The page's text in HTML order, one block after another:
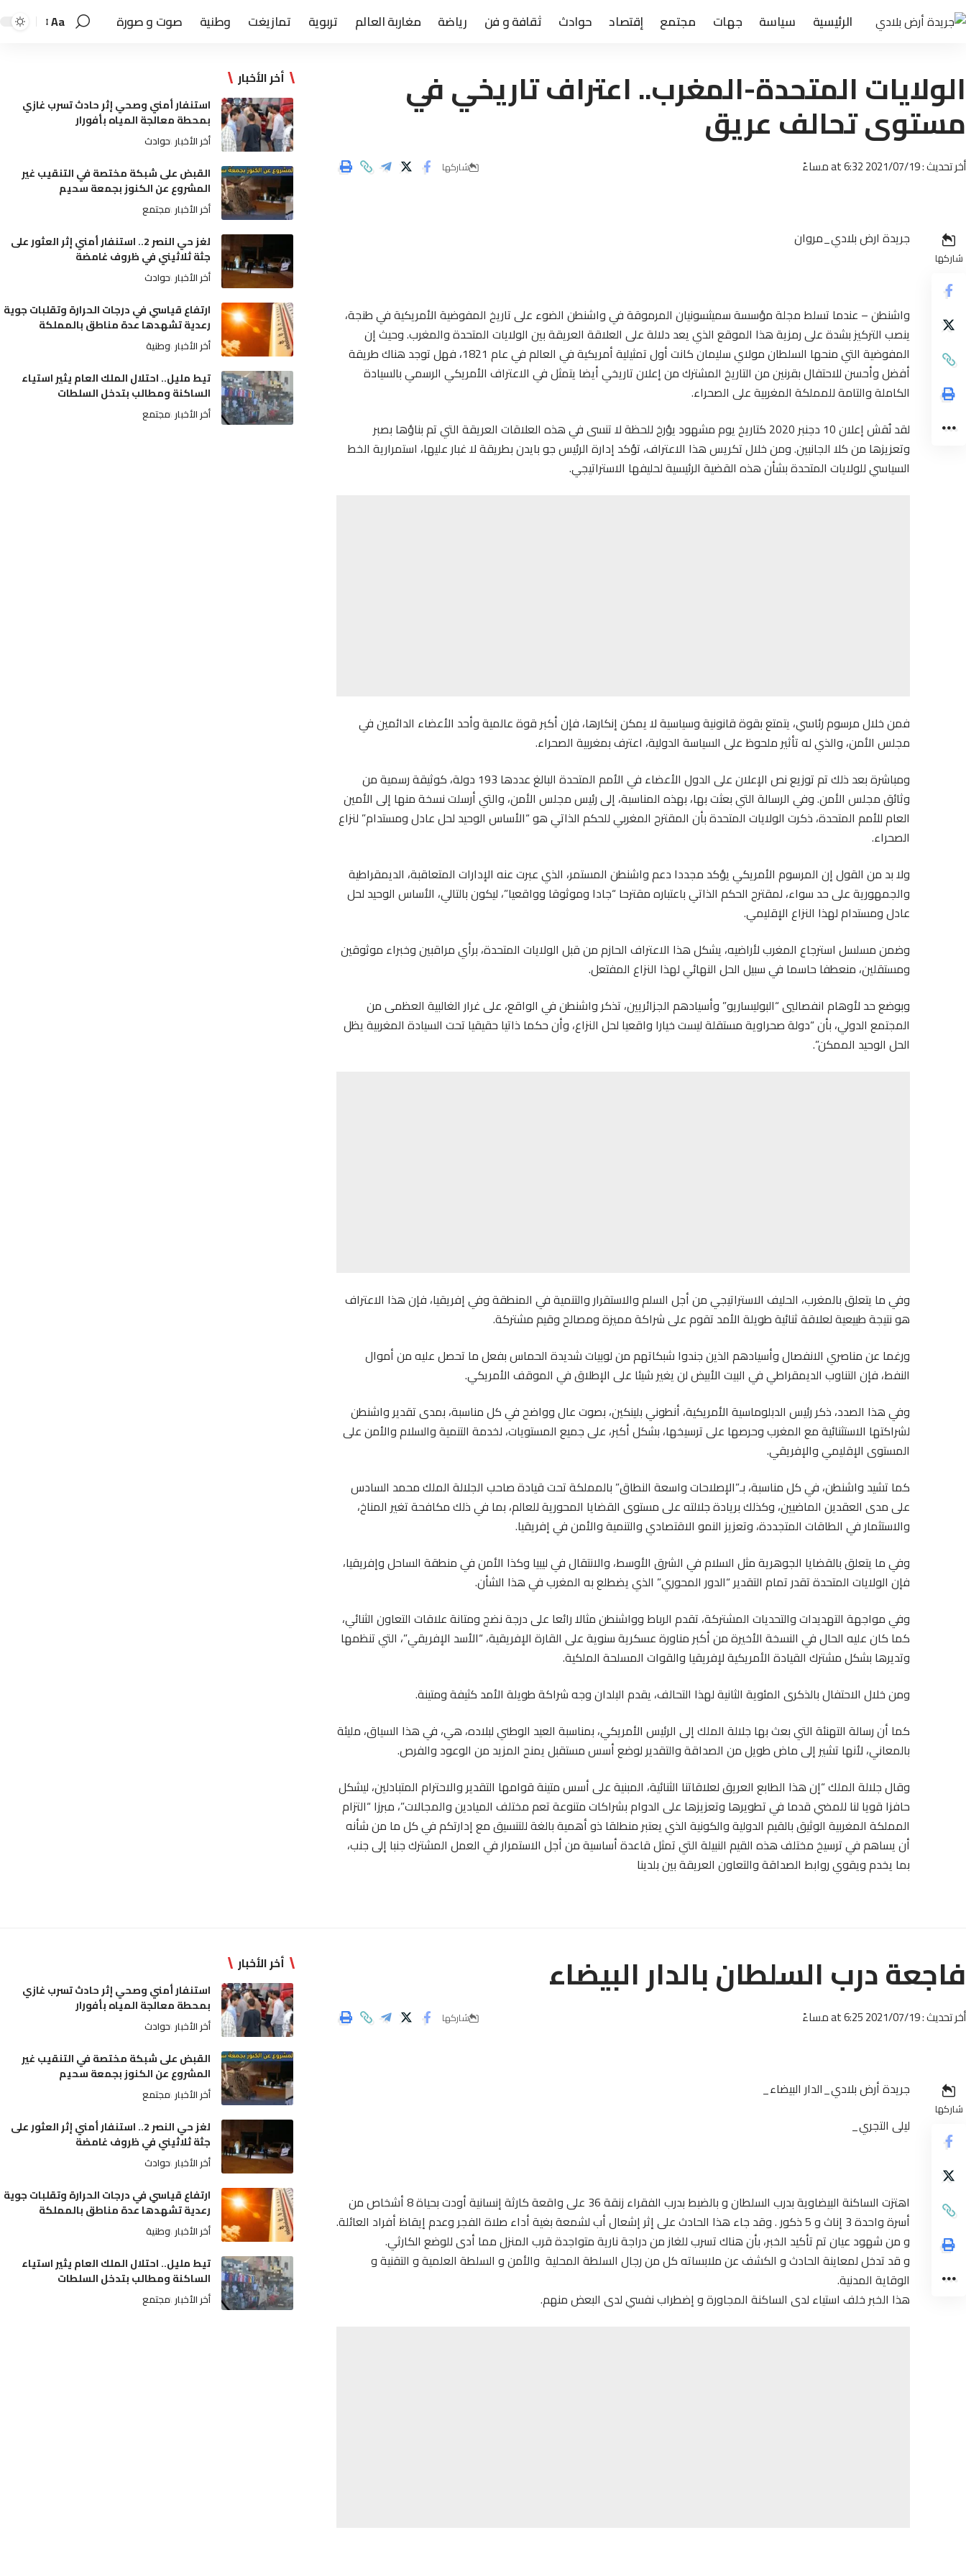
الرئيسية سياسة جهات مجتمع إقتصاد حوادث ثقافة و فن رياضة مغاربة العالم تربوية تمازيغت وطنية صوت و صورة Aa
الولايات المتحدة-المغرب.. اعتراف تاريخي في
مستوى تحالف عريق
أخر تحديث : 2021/07/19 at 6:32 مساءً شاركها
شاركها
جريدة ارض بلادي_مروان
واشنطن – عندما تسلط مجلة مؤسسة سميثسونيان المرموقة في واشنطن الضوء على تاريخ المفوضية الأمريكية في طنجة،
ينصب التركيز بشدة على رمزية هذا الموقع الذي يعد دلالة على العلاقة العريقة بين الولايات المتحدة والمغرب. وحيث إن
المفوضية التي منحها السلطان مولاي سليمان كانت أول تمثيلية أمريكية في العالم في عام 1821، فهل توجد هناك طريقة
أفضل وأحسن للاحتفال بقرنين من التاريخ المشترك من إعلان تاريخي أيضا يتمثل في الاعتراف الأمريكي الرسمي بالسيادة
الكاملة والتامة للمملكة المغربية على الصحراء.
لقد نُقش إعلان 10 دجنبر 2020 كتاريخ يوم مشهود يؤرخ للحظة لا تنسى في هذه العلاقات العريقة التي تم بناؤها بصبر
وتعزيزها من كلا الجانبين. ومن خلال تكريس هذا الاعتراف، تؤكد إدارة الرئيس جو بايدن بطريقة لا غبار عليها، استمرارية الخط
السياسي للولايات المتحدة بشأن هذه القضية الرئيسية لحليفها الاستراتيجي.
فمن خلال مرسوم رئاسي، يتمتع بقوة قانونية وسياسية لا يمكن إنكارها، فإن أكبر قوة عالمية وأحد الأعضاء الدائمين في
مجلس الأمن، والذي له تأثير ملحوظ على السياسة الدولية، اعترف بمغربية الصحراء.
ومباشرة بعد ذلك تم توزيع نص الإعلان على الدول الأعضاء في الأمم المتحدة البالغ عددها 193 دولة، كوثيقة رسمية من
وثائق مجلس الأمن. وفي الرسالة التي بعثت بها، بهذه المناسبة، إلى رئيس مجلس الأمن، والتي أرسلت نسخة منها إلى الأمين
العام للأمم المتحدة، ذكرت الولايات المتحدة بأن المقترح المغربي للحكم الذاتي هو “الأساس الوحيد لحل عادل ومستدام” لنزاع
الصحراء.
ولا بد من القول إن المرسوم الأمريكي يؤكد مجددا دعم واشنطن المستمر، الذي عبرت عنه الإدارات المتعاقبة، الديمقراطية
والجمهورية على حد سواء، لمقترح الحكم الذاتي باعتباره مقترحا “جادا وموثوقا وواقعيا”، ليكون بالتالي، الأساس الوحيد لحل
عادل ومستدام لهذا النزاع الإقليمي.
وضمن مسلسل استرجاع المغرب لأراضيه، يشكل هذا الاعتراف الحازم من قبل الولايات المتحدة، برأي مراقبين وخبراء موثوقين
ومستقلين، منعطفا حاسما في سبيل الحل النهائي لهذا النزاع المفتعل.
وبوضع حد لأوهام انفصاليي “البوليساريو” وأسيادهم الجزائريين، تذكر واشنطن في الواقع، على غرار الغالبية العظمى من
المجتمع الدولي، بأن “دولة صحراوية مستقلة ليست خيارا واقعيا لحل النزاع، وأن حكما ذاتيا حقيقيا تحت السيادة المغربية يظل
الحل الوحيد الممكن”.
وفي ما يتعلق بالمغرب، الحليف الاستراتيجي من أجل السلم والاستقرار والتنمية في المنطقة وفي إفريقيا، فإن هذا الاعتراف
هو نتيجة طبيعية لعلاقة ثنائية طويلة الأمد تقوم على شراكة مميزة ومصالح وقيم مشتركة.
ورغما عن مناصري الانفصال وأسيادهم الذين جندوا شبكاتهم من لوبيات شديدة الحماس بفعل ما تحصل عليه من أموال
النفط، فإن التناوب الديمقراطي في البيت الأبيض لن يغير شيئا على الإطلاق في الموقف الأمريكي.
وفي هذا الصدد، ذكر رئيس الدبلوماسية الأمريكية، أنطوني بلينكين، بصوت عال وواضح في كل مناسبة، بمدى تقدير واشنطن
لشراكتها الاستثنائية مع المغرب وحرصها على ترسيخها، بشكل أكبر، على جميع المستويات، لخدمة التنمية والسلام والأمن على
المستوى الإقليمي والإفريقي.
كما تشيد واشنطن، في كل مناسبة، بـ”الإصلاحات واسعة النطاق” بالمملكة تحت قيادة صاحب الجلالة الملك محمد السادس
على مدى العقدين الماضيين، وكذلك بريادة جلالته على مستوى القضايا المحورية للعالم، بما في ذلك مكافحة تغير المناخ،
والاستثمار في الطاقات المتجددة، وتعزيز النمو الاقتصادي والتنمية والأمن في إفريقيا.
وفي ما يتعلق بالقضايا الجوهرية مثل السلام في الشرق الأوسط، والانتقال في ليبيا وكذا الأمن في منطقة الساحل وإفريقيا،
فإن الولايات المتحدة تقدر تمام التقدير “الدور المحوري” الذي يضطلع به المغرب في هذا الشأن.
وفي مواجهة التهديدات والتحديات المشتركة، تقدم الرباط وواشنطن مثالا رائعا على درجة نضج ومتانة علاقات التعاون الثنائي،
كما كان عليه الحال في النسخة الأخيرة من أكبر مناورة عسكرية سنوية على القارة الإفريقية، “الأسد الإفريقي”، التي تنظمها
وتديرها بشكل مشترك القيادة الأمريكية لإفريقيا والقوات المسلحة الملكية.
ومن خلال الاحتفال بالذكرى المئوية الثانية لهذا التحالف، يقدم البلدان وجه شراكة طويلة الأمد كثيفة ومتينة.
كما أن رسالة التهنئة التي بعث بها جلالة الملك إلى الرئيس الأمريكي، بمناسبة العيد الوطني لبلاده، هي، في هذا السياق، مليئة
بالمعاني، لأنها تشير إلى ماض طويل من الصداقة والتقدير لوضع أسس مستقبل يمنح المزيد من الوعود والفرص.
وقال جلالة الملك “إن هذا الطابع العريق لعلاقاتنا الثنائية، المبنية على أسس متينة قوامها التقدير والاحترام المتبادلين، ليشكل
حافزا قويا لنا للمضي قدما في تطويرها وتعزيزها على الدوام بشراكات متنوعة تعم مختلف الميادين والمجالات”، مبرزا “التزام
المملكة المغربية الوثيق بالقيم الدولية والكونية الذي يعتبر منطلقا ذو أهمية بالغة للتنسيق مع إدارتكم في كل ما من شأنه
أن يساهم في ترسيخ مختلف هذه القيم النبيلة التي تمثل قاعدة أساسية من أجل الاستمرار في العمل المشترك جنبا إلى جنب،
بما يخدم ويقوي روابط الصداقة والتعاون العريقة بين بلدينا
أخر الأخبار
استنفار أمني وصحي إثر حادث تسرب غازي
بمحطة معالجة المياه بأفورار
أخر الأخبار حوادث
القبض على شبكة مختصة في التنقيب غير
المشروع عن الكنوز بجمعة سحيم
أخر الأخبار مجتمع
لغز حي النصر 2.. استنفار أمني إثر العثور على
جثة ثلاثيني في ظروف غامضة
أخر الأخبار حوادث
ارتفاع قياسي في درجات الحرارة وتقلبات جوية
رعدية تشهدها عدة مناطق بالمملكة
أخر الأخبار وطنية
تيط مليل.. احتلال الملك العام يثير استياء
الساكنة ومطالب بتدخل السلطات
أخر الأخبار مجتمع
فاجعة درب السلطان بالدار البيضاء
أخر تحديث : 2021/07/19 at 6:25 مساءً شاركها
شاركها
جريدة أرض بلادي_الدار البيضاء_
ليلى التجري_
اهتزت الساكنة البيضاوية بدرب السلطان و بالضبط بدرب الفقراء زنقة 36 على واقعة كارثة إنسانية أودت بحياة 8 أشخاص من
أسرة واحدة 3 إناث و 5 ذكور . وقد جاء هذا الحادث على إثر إشعال أب لشمعة بغية أداء صلاة الفجر وعدم إيقاظ أفراد العائلة.
و من شهود عيان تم تأكيد الخبر، بأن هناك تسرب للغاز من دراجة نارية متواجدة قرب المنزل مما أدى للوضع الكارثي.
و قد تدخل لمعاينة الحادث و الكشف عن ملابساته كل من رجال السلطة المحلية والأمن و السلطة العلمية و التقنية و
الوقاية المدنية.
هذا الخبر خلف استياء لدى الساكنة المجاورة و إضطراب نفسي لدى البعض منهم.
أخر الأخبار
استنفار أمني وصحي إثر حادث تسرب غازي
بمحطة معالجة المياه بأفورار
أخر الأخبار حوادث
القبض على شبكة مختصة في التنقيب غير
المشروع عن الكنوز بجمعة سحيم
أخر الأخبار مجتمع
لغز حي النصر 2.. استنفار أمني إثر العثور على
جثة ثلاثيني في ظروف غامضة
أخر الأخبار حوادث
ارتفاع قياسي في درجات الحرارة وتقلبات جوية
رعدية تشهدها عدة مناطق بالمملكة
أخر الأخبار وطنية
تيط مليل.. احتلال الملك العام يثير استياء
الساكنة ومطالب بتدخل السلطات
أخر الأخبار مجتمع